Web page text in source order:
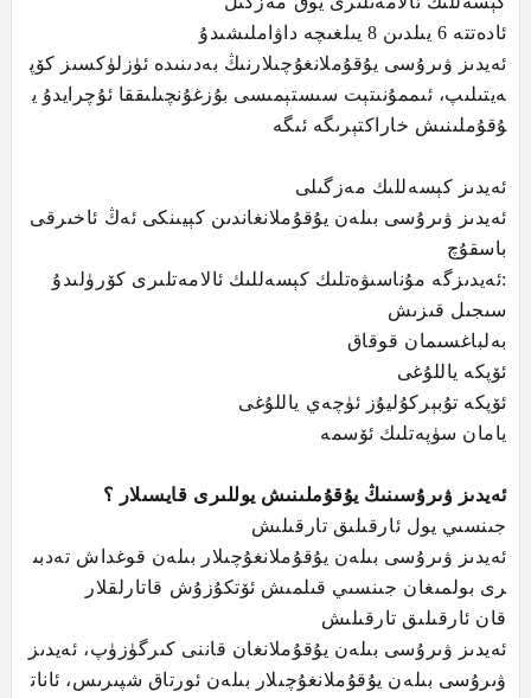
ئادەتتە 6 يىلدىن 8 يىلغىچە داۋاملىشىدۇ
ئەيدىز ۋىرۇسى يۇقۇملانغۇچىلارنىڭ بەدىنىدە ئۈزلۈكسىز كۆپ
ەيتىلىپ، ئىممۇنىتېت سىستېمىسى بۇزغۇنچىلىققا ئۇچرايدۇ ي
ۇقۇملىنىش خاراكتېرىگە ئىگە
ئەيدىز كېسەللىك مەزگىلى
ئەيدىز ۋىرۇسى بىلەن يۇقۇملانغاندىن كېيىنكى ئەڭ ئاخىرقى
باسقۇچ
ئەيدىزگە مۇناسىۋەتلىك كېسەللىك ئالامەتلىرى كۆرۈلىدۇ:
سىجىل قىزىش
بەلباغسىمان قوقاق
ئۆپكە ياللۇغى
ئۆپكە تۇبېركۇليۇز ئۈچەي ياللۇغى
يامان سۈپەتلىك ئۆسمە
ئەيدىز ۋىرۇسىنىڭ يۇقۇملىنىش يوللىرى قايسىلار ؟
جىنسىي يول ئارقىلىق تارقىلىش
ئەيدىز ۋىرۇسى بىلەن يۇقۇملانغۇچىلار بىلەن قوغداش تەدبى
رى بولمىغان جىنسىي قىلمىش ئۆتكۇزۇش قاتارلقلار
قان ئارقىلىق تارقىلىش
ئەيدىز ۋىرۇسى بىلەن يۇقۇملانغان قاننى كىرگۈزۈپ، ئەيدىز
ۋىرۇسى بىلەن يۇقۇملانغۇچىلار بىلەن ئورتاق شپىرىس، ئانات